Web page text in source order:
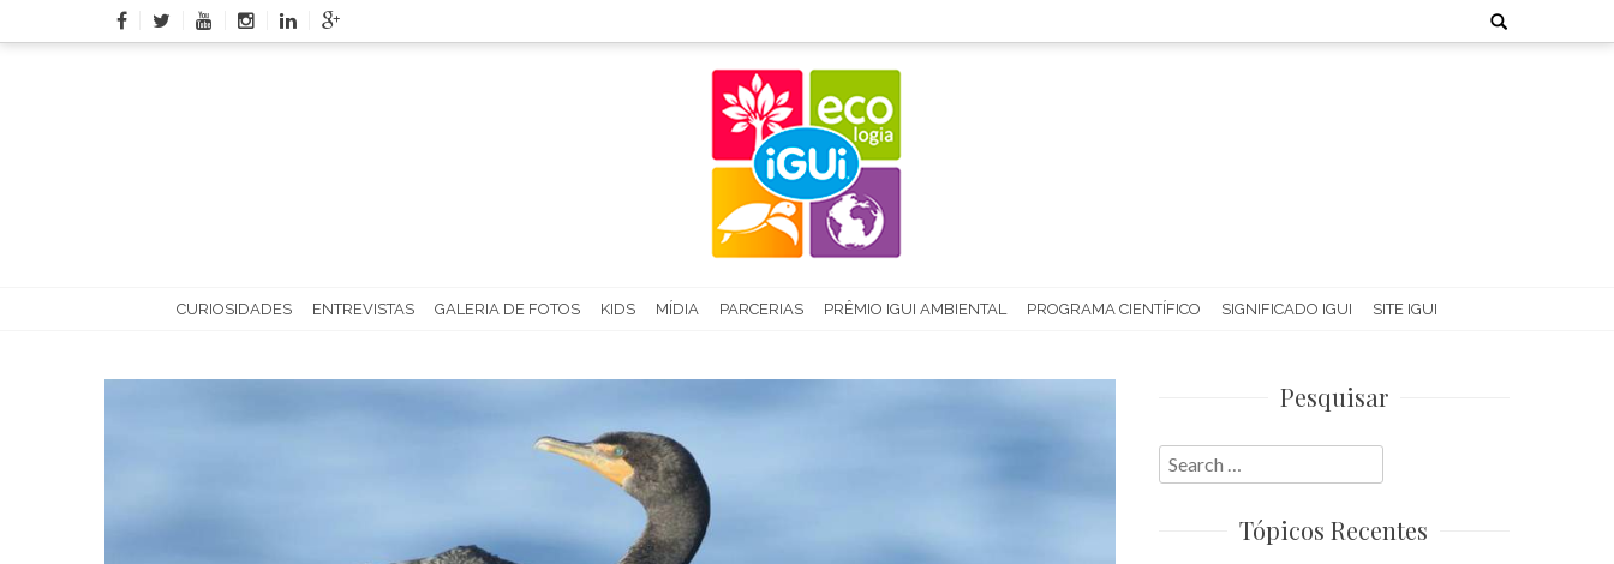
to
Search
for:
CURIOSIDADES ENTREVISTAS GALERIA DE FOTOS KIDS MÍDIA PARCERIAS PRÊMIO IGUI AMBIENTAL PROGRAMA CIENTÍFICO SIGNIFICADO IGUI SITE IGUI
Pesquisar
Search
for:
Tópicos Recentes